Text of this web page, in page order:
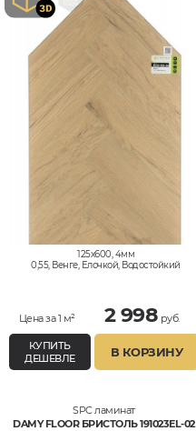
125x600, 4мм
0,55, Венге, Елочкой, Водостойкий
Цена за 1 м² 2 998 руб.
КУПИТЬ
ДЕШЕВЛЕ
В КОРЗИНУ
SPC ламинат
DAMY FLOOR БРИСТОЛЬ 191023EL-02